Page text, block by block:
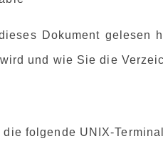
Dokument gelesen
und wie Sie die
die folgende UNIX-